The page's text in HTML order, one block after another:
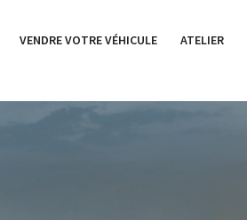
VENDRE VOTRE VÉHICULE ATELIER